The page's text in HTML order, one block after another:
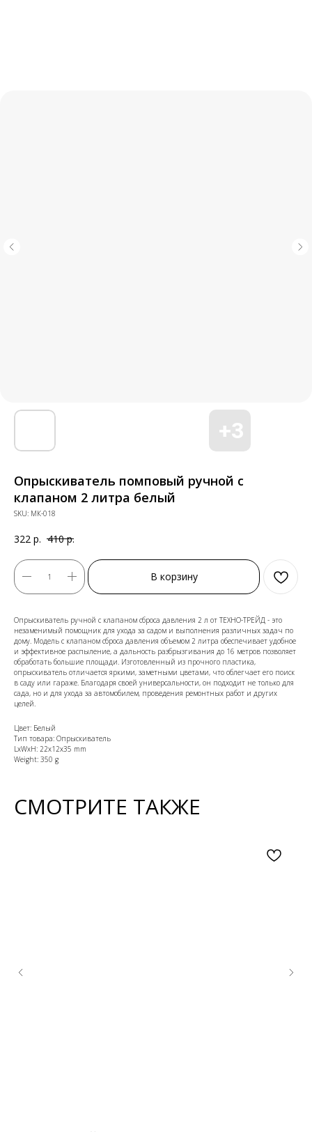
Опрыскиватель помповый ручной с
клапаном 2 литра белый
SKU: МК-018
322 р. 410 р.
В корзину
Опрыскиватель ручной с клапаном сброса давления 2 л от ТЕХНО-ТРЕЙД - это
незаменимый помощник для ухода за садом и выполнения различных задач по
дому. Модель с клапаном сброса давления объемом 2 литра обеспечивает удобное
и эффективное распыление, а дальность разбрызгивания до 16 метров позволяет
обработать большие площади. Изготовленный из прочного пластика,
опрыскиватель отличается яркими, заметными цветами, что облегчает его поиск
в саду или гараже. Благодаря своей универсальности, он подходит не только для
сада, но и для ухода за автомобилем, проведения ремонтных работ и других
целей.
Цвет: Белый
Тип товара: Опрыскиватель
LxWxH: 22x12x35 mm
Weight: 350 g
СМОТРИТЕ ТАКЖЕ